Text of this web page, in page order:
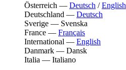
Österreich — Deutsch /English
Deutschland — Deutsch
Sverige — Svenska
France — Français
International — English
Danmark — Dansk
Italia — Italiano